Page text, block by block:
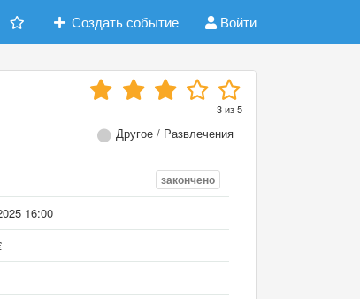
Создать событие Войти
3из5
Другое / Развлечения
закончено
16:00